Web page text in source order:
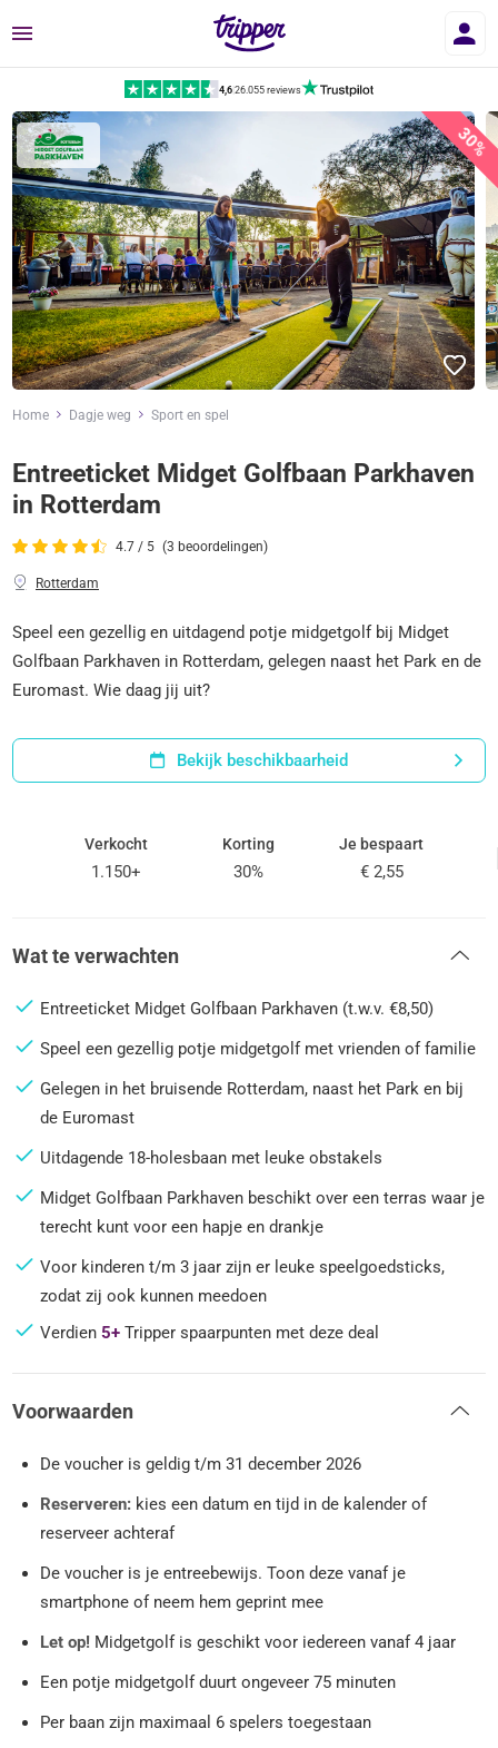
Menu
4,6|26.055 reviews
30%
Home Dagje weg Sport en spel
Entreeticket Midget Golfbaan Parkhaven
in Rotterdam
4.7 / 5 (3 beoordelingen)
Rotterdam
Speel een gezellig en uitdagend potje midgetgolf bij Midget
Golfbaan Parkhaven in Rotterdam, gelegen naast het Park en de
Euromast. Wie daag jij uit?
Bekijk beschikbaarheid
Verkocht
1.150+
Korting
30%
Je bespaart
€ 2,55
Wat te verwachten
Entreeticket Midget Golfbaan Parkhaven (t.w.v. €8,50)
Speel een gezellig potje midgetgolf met vrienden of familie
Gelegen in het bruisende Rotterdam, naast het Park en bij
de Euromast
Uitdagende 18-holesbaan met leuke obstakels
Midget Golfbaan Parkhaven beschikt over een terras waar je
terecht kunt voor een hapje en drankje
Voor kinderen t/m 3 jaar zijn er leuke speelgoedsticks,
zodat zij ook kunnen meedoen
Verdien5+ Tripper spaarpunten met deze deal
Voorwaarden
De voucher is geldig t/m 31 december 2026
Reserveren: kies een datum en tijd in de kalender of
reserveer achteraf
De voucher is je entreebewijs. Toon deze vanaf je
smartphone of neem hem geprint mee
Let op! Midgetgolf is geschikt voor iedereen vanaf 4 jaar
Een potje midgetgolf duurt ongeveer 75 minuten
Per baan zijn maximaal 6 spelers toegestaan